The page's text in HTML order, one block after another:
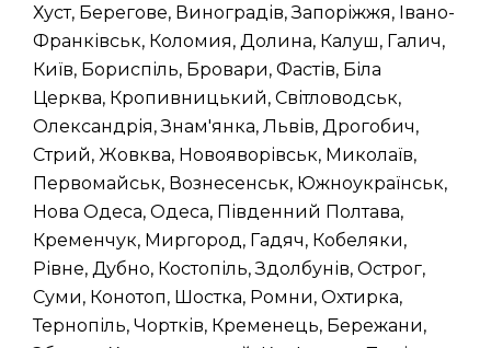
Хуст, Берегове, Виноградів, Запоріжжя, Івано-
Франківськ, Коломия, Долина, Калуш, Галич,
Київ, Бориспіль, Бровари, Фастів, Біла
Церква, Кропивницький, Світловодськ,
Олександрія, Знам'янка, Львів, Дрогобич,
Стрий, Жовква, Новояворівськ, Миколаїв,
Первомайськ, Вознесенськ, Южноукраїнськ,
Нова Одеса, Одеса, Південний Полтава,
Кременчук, Миргород, Гадяч, Кобеляки,
Рівне, Дубно, Костопіль, Здолбунів, Острог,
Суми, Конотоп, Шостка, Ромни, Охтирка,
Тернопіль, Чортків, Кременець, Бережани,